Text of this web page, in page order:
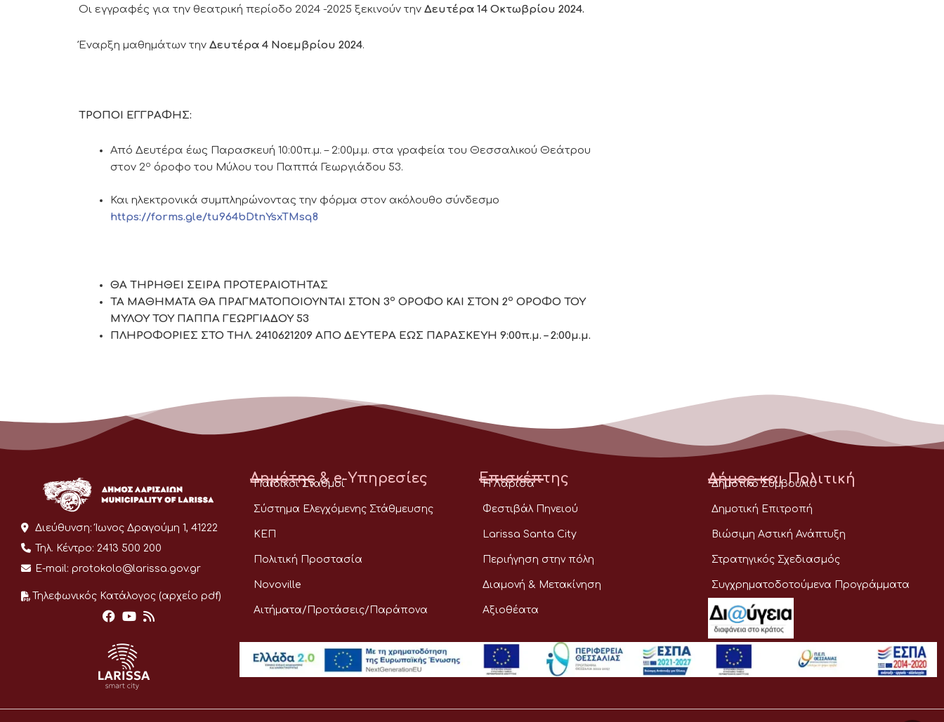
Οι εγγραφές για την θεατρική περίοδο 2024 -2025 ξεκινούν την Δευτέρα 14 Οκτωβρίου 2024.
Έναρξη μαθημάτων την Δευτέρα 4 Νοεμβρίου 2024.
ΤΡΟΠΟΙ ΕΓΓΡΑΦΗΣ:
Από Δευτέρα έως Παρασκευή 10:00π.μ. – 2:00μ.μ. στα γραφεία του Θεσσαλικού Θεάτρου
στον 2ο όροφο του Μύλου του Παππά Γεωργιάδου 53.
Και ηλεκτρονικά συμπληρώνοντας την φόρμα στον ακόλουθο σύνδεσμο
https://forms.gle/tu964bDtnYsxTMsq8
ΘΑ ΤΗΡΗΘΕΙ ΣΕΙΡΑ ΠΡΟΤΕΡΑΙΟΤΗΤΑΣ
ΤΑ ΜΑΘΗΜΑΤΑ ΘΑ ΠΡΑΓΜΑΤΟΠΟΙΟΥΝΤΑΙ ΣΤΟΝ 3ο ΟΡΟΦΟ ΚΑΙ ΣΤΟΝ 2ο ΟΡΟΦΟ ΤΟΥ
ΜΥΛΟΥ ΤΟΥ ΠΑΠΠΑ ΓΕΩΡΓΙΑΔΟΥ 53
ΠΛΗΡΟΦΟΡΙΕΣ ΣΤΟ ΤΗΛ. 2410621209 ΑΠΟ ΔΕΥΤΕΡΑ ΕΩΣ ΠΑΡΑΣΚΕΥΗ 9:00π.μ. – 2:00μ.μ.
Διεύθυνση: Ίωνος Δραγούμη 1, 41222
Τηλ. Κέντρο: 2413 500 200
E-mail: protokolo@larissa.gov.gr
Τηλεφωνικός Κατάλογος (αρχείο pdf)
Δημότης & e-Υπηρεσίες
Παιδικοί Σταθμοί
Σύστημα Ελεγχόμενης Στάθμευσης
ΚΕΠ
Πολιτική Προστασία
Novoville
Αιτήματα/Προτάσεις/Παράπονα
Επισκέπτης
Η Λάρισα
Φεστιβάλ Πηνειού
Larissa Santa City
Περιήγηση στην πόλη
Διαμονή & Μετακίνηση
Αξιοθέατα
Δήμος και Πολιτική
Δημοτικό Συμβούλιο
Δημοτική Επιτροπή
Βιώσιμη Αστική Ανάπτυξη
Στρατηγικός Σχεδιασμός
Συγχρηματοδοτούμενα Προγράμματα